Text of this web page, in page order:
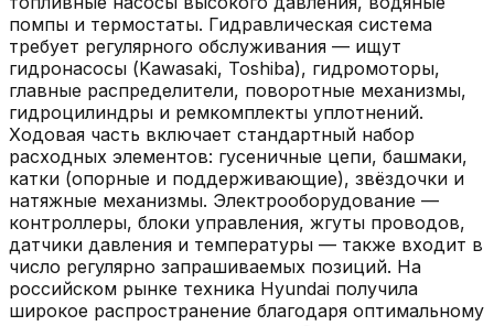
помпы и термостаты. Гидравлическая система
требует регулярного обслуживания — ищут
гидронасосы (Kawasaki, Toshiba), гидромоторы,
главные распределители, поворотные механизмы,
гидроцилиндры и ремкомплекты уплотнений.
Ходовая часть включает стандартный набор
расходных элементов: гусеничные цепи, башмаки,
катки (опорные и поддерживающие), звёздочки и
натяжные механизмы. Электрооборудование —
контроллеры, блоки управления, жгуты проводов,
датчики давления и температуры — также входит в
число регулярно запрашиваемых позиций. На
российском рынке техника Hyundai получила
широкое распространение благодаря оптимальному